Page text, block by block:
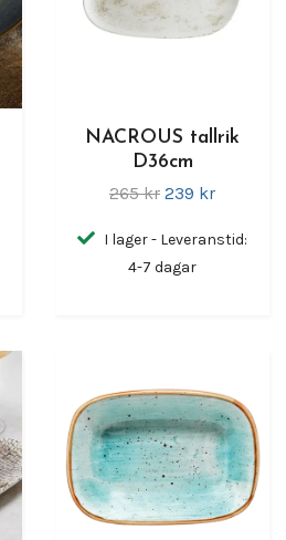
NACROUS tallrik
D36cm
265 kr 239 kr
I lager - Leveranstid:
4-7 dagar